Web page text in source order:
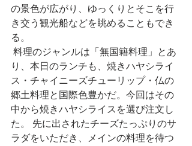
の景色が広がり、ゆっくりとそこを行
き交う観光船などを眺めることもでき
る。
り、本日のランチも、焼きハヤシライ
ス・チャイニーズチューリップ・仏の
郷土料理と国際色豊かだ。今回はその
中から焼きハヤシライスを選び注文し
た。 先に出されたチーズたっぷりのサ
ラダをいただき、メインの料理を待つ